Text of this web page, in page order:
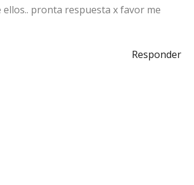
pronta respuesta x favor me
Responder